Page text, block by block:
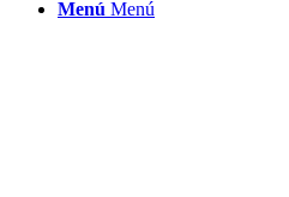
Menú Menú